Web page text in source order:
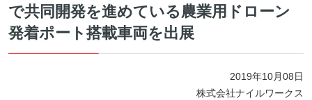
で共同開発を進めている農業用ドローン
発着ポート搭載車両を出展
2019年10月08日
株式会社ナイルワークス